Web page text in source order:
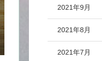
2021年9月
2021年8月
2021年7月